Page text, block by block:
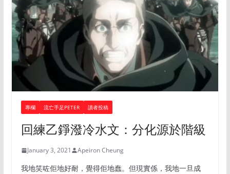
專欄 流亡手足PETER 讀者投稿
回練乙錚潑冷水文：分化源於階級
January 3, 2021 Apeiron Cheung
我地笑咗佢地好耐，覺得佢地蠢。但現實係，我地一旦成